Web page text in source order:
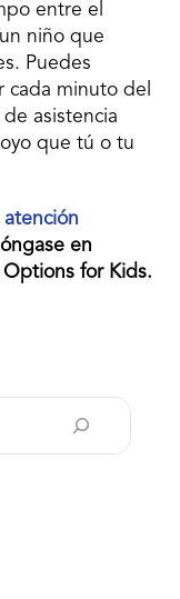
entre el
niño que
Puedes
minuto del
asistencia
que tú o tu
en
for Kids.